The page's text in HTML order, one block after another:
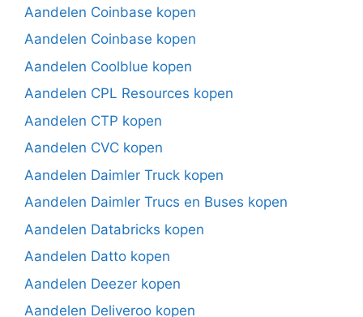
Aandelen Coinbase kopen
Aandelen Coinbase kopen
Aandelen Coolblue kopen
Aandelen CPL Resources kopen
Aandelen CTP kopen
Aandelen CVC kopen
Aandelen Daimler Truck kopen
Aandelen Daimler Trucs en Buses kopen
Aandelen Databricks kopen
Aandelen Datto kopen
Aandelen Deezer kopen
Aandelen Deliveroo kopen